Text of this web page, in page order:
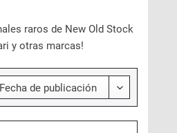
raros de New Old Stock
y otras marcas!